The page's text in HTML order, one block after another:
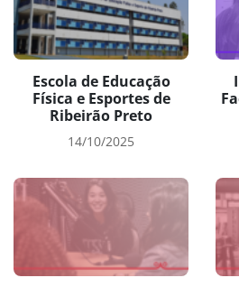
Escola de Educação
Física e Esportes de
Ribeirão Preto
14/10/2025